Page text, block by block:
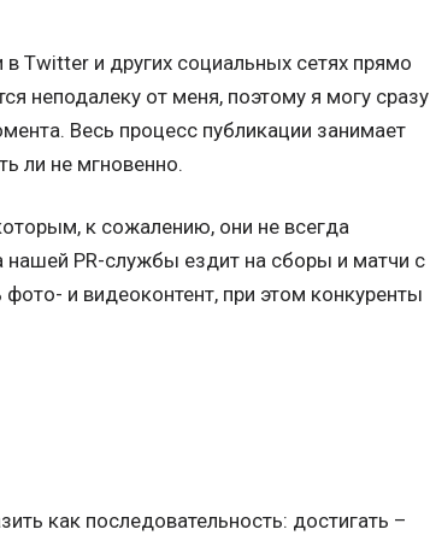
Twitter и других социальных сетях прямо
неподалеку от меня, поэтому я могу сразу
Весь процесс публикации занимает
ли не мгновенно.
к сожалению, они не всегда
нашей PR-службы ездит на сборы и матчи с
и видеоконтент, при этом конкуренты
как последовательность: достигать –